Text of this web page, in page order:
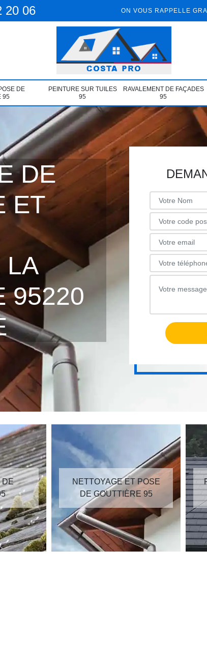
20 06 ON VOUS RAPPELLE
DE
95
PEINTURE SUR TUILES
95
RAVALEMENT DE FAÇADES
95
DE
ET
LA
95220
ET POSE
95
PEINTURE SUR TUILES
95